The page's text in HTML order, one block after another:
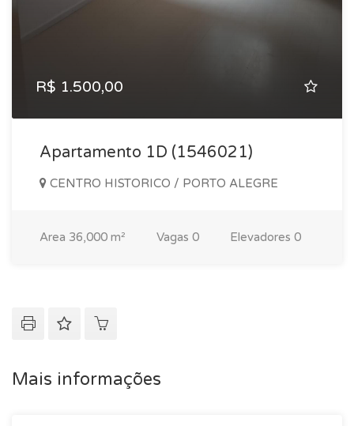
R$ 1.500,00
Apartamento 1D (1546021)
CENTRO HISTORICO / PORTO ALEGRE
Area 36,000 m² Vagas 0 Elevadores 0
Mais informações